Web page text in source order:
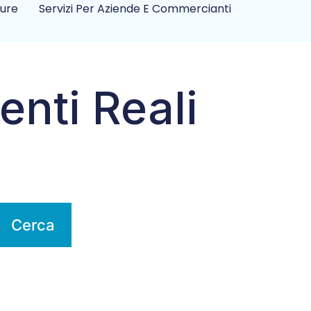
Servizi Per Aziende E Commercianti
Reali
Cerca